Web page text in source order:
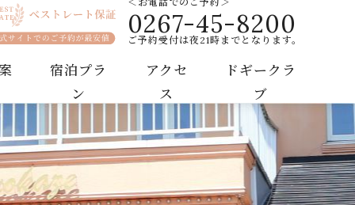
ルそよかぜ｜ペットと泊まれるリゾートホテル
0267-45-8200
ご予約受付は夜21時までとなります。
宿泊プラ
ン
アクセ
ス
ドギークラ
ブ